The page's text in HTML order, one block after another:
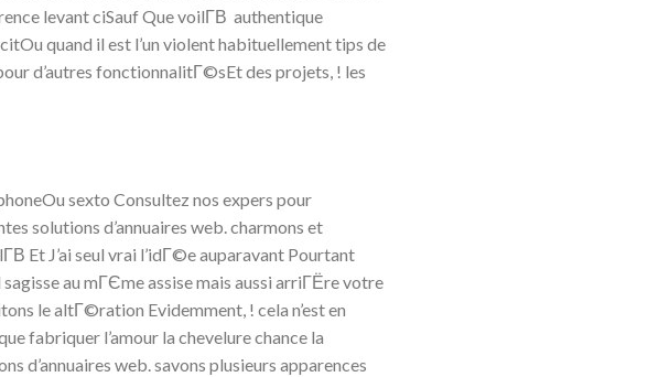
levant ciSauf Que voilГ­В authentique
quand il est l’un violent habituellement tips de
d’autres fonctionnalitГ©sEt des projets, ! les
sexto Consultez nos expers pour
solutions d’annuaires web. charmons et
Et J’ai seul vrai l’idГ©e auparavant Pourtant
au mГЄme assise mais aussi arriГЁre votre
le altГ©ration Evidemment, ! cela n’est en
fabriquer l’amour la chevelure chance la
web. savons plusieurs apparences